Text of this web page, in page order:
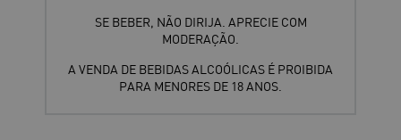
SE BEBER, NÃO DIRIJA. APRECIE COM
MODERAÇÃO.
A VENDA DE BEBIDAS ALCOÓLICAS É PROIBIDA
PARA MENORES DE 18 ANOS.